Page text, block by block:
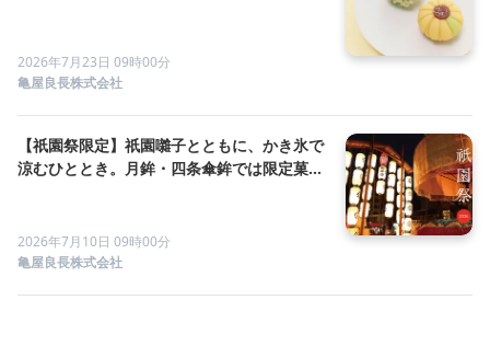
2026年7月23日 09時00分
亀屋良長株式会社
【祇園祭限定】祇園囃子とともに、かき氷で
涼むひととき。月鉾・四条傘鉾では限定菓子
2026年7月10日 09時00分
亀屋良長株式会社